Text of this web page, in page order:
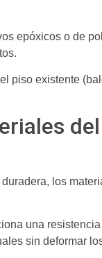
epóxicos o de
piso existente
los
una
sin deformar